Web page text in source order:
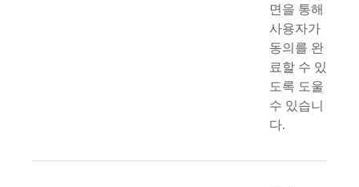
면을 통해
사용자가
동의를 완
료할 수 있
도록 도울
수 있습니
다.